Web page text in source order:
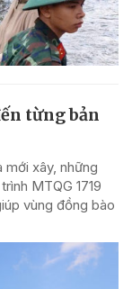
từng bản
xây, những
MTQG 1719
vùng đồng bào